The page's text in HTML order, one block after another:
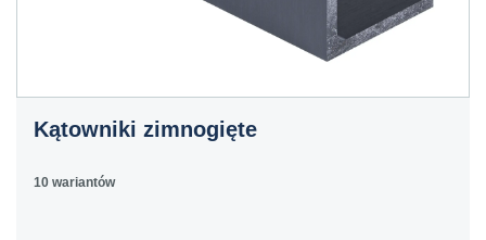
Kątowniki zimnogięte
10 wariantów